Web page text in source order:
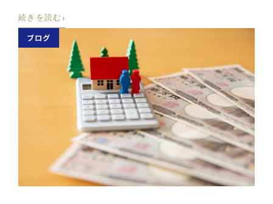
続きを読む ›
ブログ